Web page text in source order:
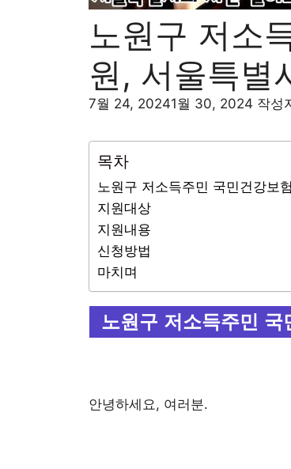
노원구 저소
원, 서울특별
7월 24, 20241월 30, 2024 작성
목차
노원구 저소득주민 국민건강보
지원대상
지원내용
신청방법
마치며
노원구 저소득주민
안녕하세요, 여러분.